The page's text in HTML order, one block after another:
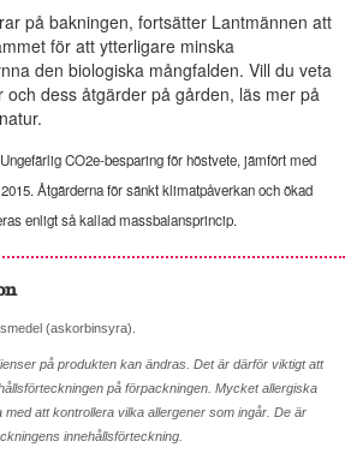
på bakningen, fortsätter Lantmännen att
för att ytterligare minska
den biologiska mångfalden. Vill du veta
och dess åtgärder på gården, läs mer på
.
CO2e-besparing för höstvete, jämfört med
Åtgärderna för sänkt klimatpåverkan och ökad
enligt så kallad massbalansprincip.
(askorbinsyra).
på produkten kan ändras. Det är därför viktigt att
på förpackningen. Mycket allergiska
att kontrollera vilka allergener som ingår. De är
innehållsförteckning.